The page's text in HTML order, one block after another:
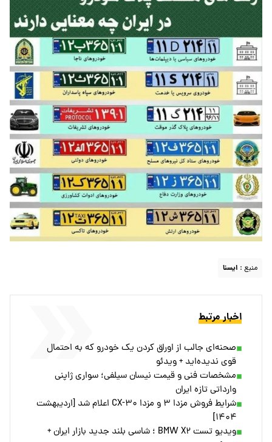
منبع : ايسنا
اخبار مرتبط
صحنه‌ای جالب از اوراق کردن یک خودرو که به احتمال
قوی ندیده‌اید + ویدئو
مشخصات فنی و قیمت نیسان سیلفی؛ سواری ژاپنی
وارداتی تازه ایران
شرایط فروش مزدا ۳ و مزدا CX-۳۰ اعلام شد [اردیبهشت
۱۴۰۴]
ویدیو تست BMW X۲ ؛ شاسی بلند جدید بازار ایران +